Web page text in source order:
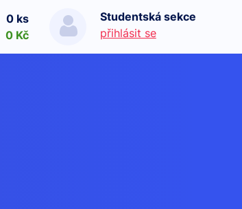
0 ks
0 Kč
Studentská sekce
přihlásit se